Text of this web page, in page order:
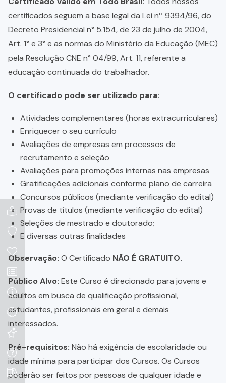
certificados seguem a base legal da Lei nº 9394/96, do
Decreto Presidencial n° 5.154, de 23 de julho de 2004,
Art. 1° e 3° e as normas do Ministério da Educação (MEC)
pela Resolução CNE n° 04/99, Art. 11, referente a
educação continuada do trabalhador.
O certificado pode ser utilizado para:
Atividades complementares (horas extracurriculares)
Enriquecer o seu currículo
Avaliações de empresas em processos de
recrutamento e seleção
Avaliações para promoções internas nas empresas
Gratificações adicionais conforme plano de carreira
Concursos públicos (mediante verificação do edital)
Provas de títulos (mediante verificação do edital)
Seleções de mestrado e doutorado;
E diversas outras finalidades
Observação: O Certificado NÃO É GRATUITO.
Público Alvo: Este Curso é direcionado para jovens e
adultos em busca de qualificação profissional,
estudantes, profissionais em geral e demais
interessados.
Pré-requisitos: Não há exigência de escolaridade ou
idade mínima para participar dos Cursos. Os Cursos
poderão ser feitos por pessoas de qualquer idade e